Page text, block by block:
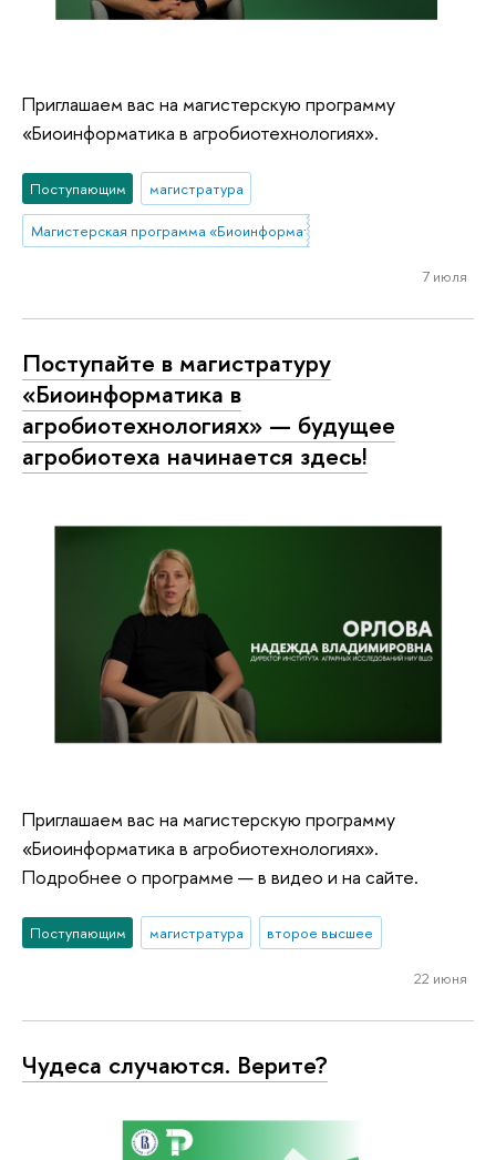
контексте перехода к АПК 4.0. Обзор
мирового опыта. Рекомендации для
России"
конференции "Развитие
агропродовольственных систем:
глобальные тенденции и российские
реалии"
Ассоциированное мероприятие XXII
Апрельской конференции
"Продовольственные потери и пищевые
отходы: глобальные тенденции и
российские реалии"
Международный форум
"Продовольственная политика, сельское
Средней Азии, Закавказье и Восточной
пандемии Covid-19"
Приглашаем вас на магистерскую программу
«Биоинформатика в агробиотехнологиях».
Поступающим магистратура
Магистерская программа «Биоинформатика в агробиотехнологиях»
7 июля
Поступайте в магистратуру
«Биоинформатика в
агробиотехнологиях» — будущее
агробиотеха начинается здесь!
Приглашаем вас на магистерскую программу
«Биоинформатика в агробиотехнологиях».
Подробнее о программе — в видео и на сайте.
Поступающим магистратура второе высшее
22 июня
Чудеса случаются. Верите?